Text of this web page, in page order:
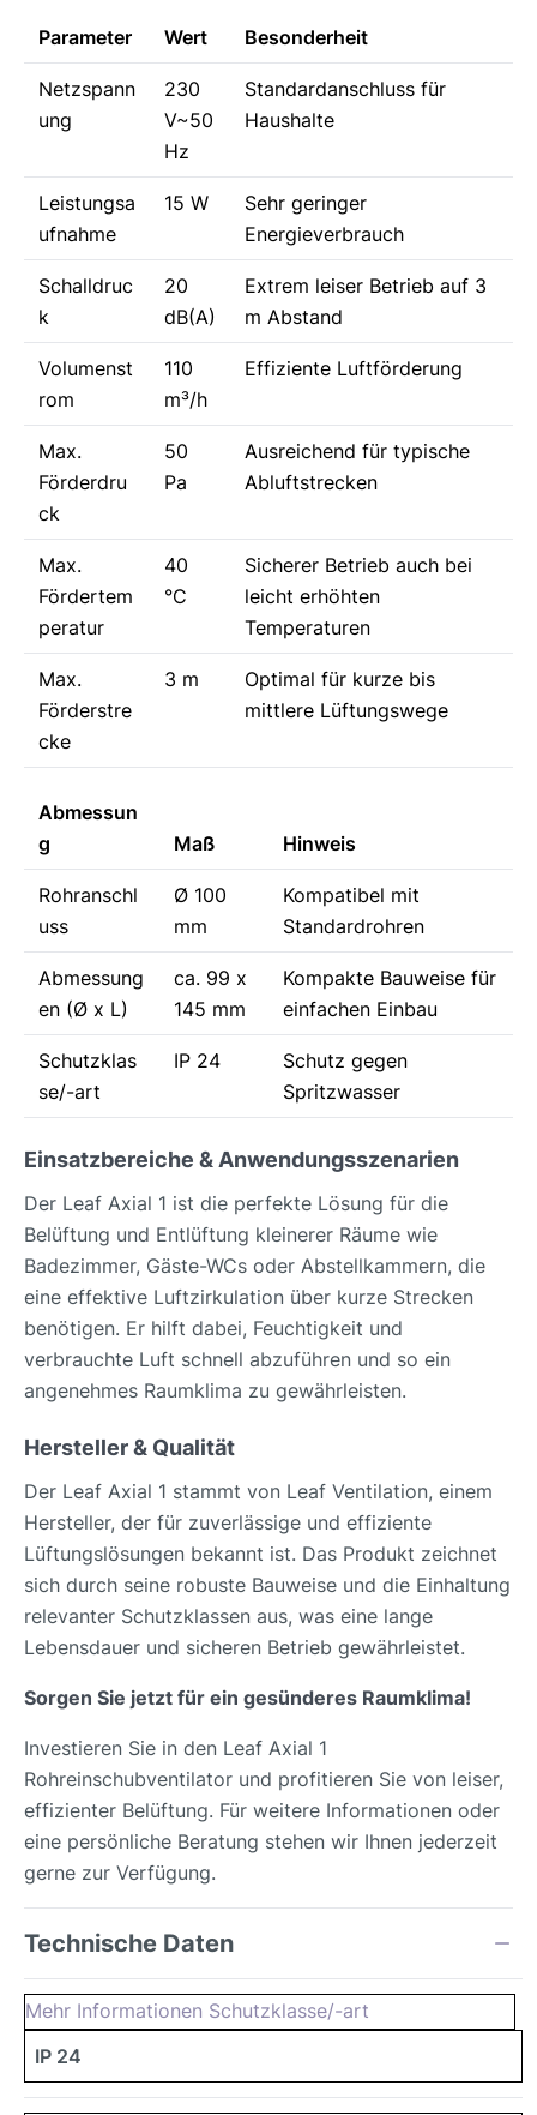
Parameter Wert Besonderheit
Netzspann
ung
230
V~50
Hz
Standardanschluss für
Haushalte
Leistungsa
ufnahme
15 W
Sehr geringer
Energieverbrauch
Schalldruc
k
20
dB(A)
Extrem leiser Betrieb auf 3
m Abstand
Volumenst
rom
110
m³/h
Effiziente Luftförderung
Max.
Förderdru
ck
50
Pa
Ausreichend für typische
Abluftstrecken
Max.
Fördertem
peratur
40
°C
Sicherer Betrieb auch bei
leicht erhöhten
Temperaturen
Max.
Förderstre
cke
3 m
Optimal für kurze bis
mittlere Lüftungswege
Abmessun
g
Maß Hinweis
Rohranschl
uss
Ø 100
mm
Kompatibel mit
Standardrohren
Abmessung
en (Ø x L)
ca. 99 x
145 mm
Kompakte Bauweise für
einfachen Einbau
Schutzklas
se/-art
IP 24
Schutz gegen
Spritzwasser
Einsatzbereiche & Anwendungsszenarien
Der Leaf Axial 1 ist die perfekte Lösung für die
Belüftung und Entlüftung kleinerer Räume wie
Badezimmer, Gäste-WCs oder Abstellkammern, die
eine effektive Luftzirkulation über kurze Strecken
benötigen. Er hilft dabei, Feuchtigkeit und
verbrauchte Luft schnell abzuführen und so ein
angenehmes Raumklima zu gewährleisten.
Hersteller & Qualität
Der Leaf Axial 1 stammt von Leaf Ventilation, einem
Hersteller, der für zuverlässige und effiziente
Lüftungslösungen bekannt ist. Das Produkt zeichnet
sich durch seine robuste Bauweise und die Einhaltung
relevanter Schutzklassen aus, was eine lange
Lebensdauer und sicheren Betrieb gewährleistet.
Sorgen Sie jetzt für ein gesünderes Raumklima!
Investieren Sie in den Leaf Axial 1
Rohreinschubventilator und profitieren Sie von leiser,
effizienter Belüftung. Für weitere Informationen oder
eine persönliche Beratung stehen wir Ihnen jederzeit
gerne zur Verfügung.
Technische Daten
Mehr Informationen Schutzklasse/-art
IP 24